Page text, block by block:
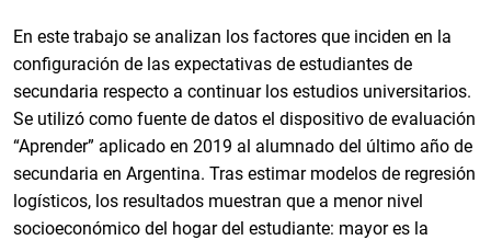
En este trabajo se analizan los factores que inciden en la
configuración de las expectativas de estudiantes de
secundaria respecto a continuar los estudios universitarios.
Se utilizó como fuente de datos el dispositivo de evaluación
“Aprender” aplicado en 2019 al alumnado del último año de
secundaria en Argentina. Tras estimar modelos de regresión
logísticos, los resultados muestran que a menor nivel
socioeconómico del hogar del estudiante: mayor es la